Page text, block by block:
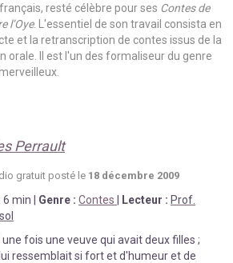
français, resté célèbre pour ses Contes de
l’Oye. L'essentiel de son travail consista en
et la retranscription de contes issus de la
orale. Il est l'un des formaliseur du genre
Perrault
dio gratuit posté le 18 décembre 2009
6 min Genre : Contes Lecteur : Prof.
une fois une veuve qui avait deux filles ;
ressemblait si fort et d'humeur et de